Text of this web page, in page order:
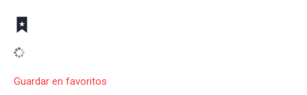
Guardar en favoritos